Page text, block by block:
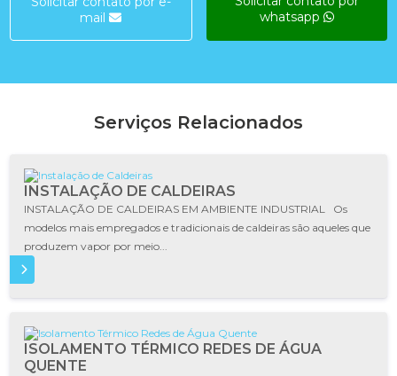
mail
whatsapp
Serviços Relacionados
INSTALAÇÃO DE CALDEIRAS
INSTALAÇÃO DE CALDEIRAS EM AMBIENTE INDUSTRIAL Os
modelos mais empregados e tradicionais de caldeiras são aqueles que
produzem vapor por meio...
ISOLAMENTO TÉRMICO REDES DE ÁGUA
QUENTE